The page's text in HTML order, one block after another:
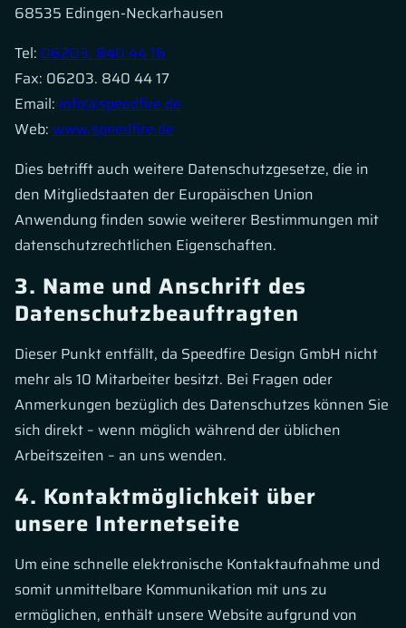
68535 Edingen-Neckarhausen
Tel: 06203. 840 44 16
Fax: 06203. 840 44 17
Email: info@speedfire.de
Web: www.speedfire.de
Dies betrifft auch weitere Datenschutzgesetze, die in
den Mitgliedstaaten der Europäischen Union
Anwendung finden sowie weiterer Bestimmungen mit
datenschutzrechtlichen Eigenschaften.
3. Name und Anschrift des
Datenschutzbeauftragten
Dieser Punkt entfällt, da Speedfire Design GmbH nicht
mehr als 10 Mitarbeiter besitzt. Bei Fragen oder
Anmerkungen bezüglich des Datenschutzes können Sie
sich direkt – wenn möglich während der üblichen
Arbeitszeiten – an uns wenden.
4. Kontaktmöglichkeit über
unsere Internetseite
Um eine schnelle elektronische Kontaktaufnahme und
somit unmittelbare Kommunikation mit uns zu
ermöglichen, enthält unsere Website aufgrund von